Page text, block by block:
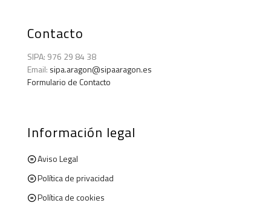
Contacto
SIPA: 976 29 84 38
Email: sipa.aragon@sipaaragon.es
Formulario de Contacto
Información legal
Aviso Legal
Política de privacidad
Política de cookies